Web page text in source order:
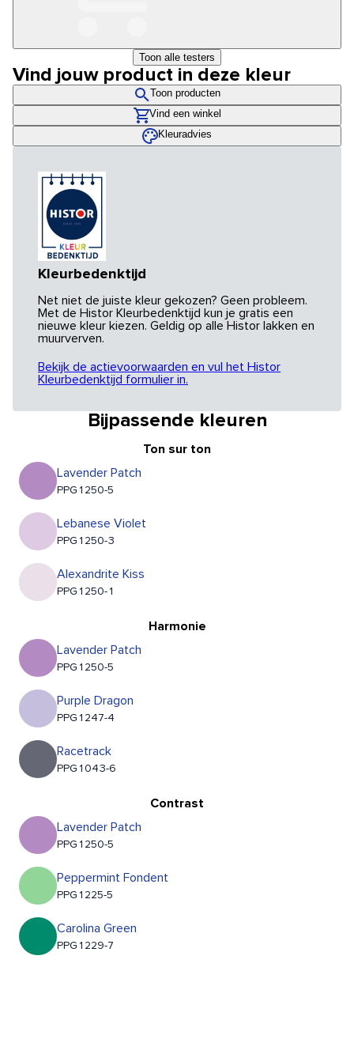
Toon alle testers
Vind jouw product in deze kleur
Toon producten
Vind een winkel
Kleuradvies
Kleurbedenktijd
Net niet de juiste kleur gekozen? Geen probleem.
Met de Histor Kleurbedenktijd kun je gratis een
nieuwe kleur kiezen. Geldig op alle Histor lakken en
muurverven.
Bekijk de actievoorwaarden en vul het Histor
Kleurbedenktijd formulier in.
Bijpassende kleuren
Ton sur ton
Lavender Patch
PPG1250-5
Lebanese Violet
PPG1250-3
Alexandrite Kiss
PPG1250-1
Harmonie
Lavender Patch
PPG1250-5
Purple Dragon
PPG1247-4
Racetrack
PPG1043-6
Contrast
Lavender Patch
PPG1250-5
Peppermint Fondent
PPG1225-5
Carolina Green
PPG1229-7